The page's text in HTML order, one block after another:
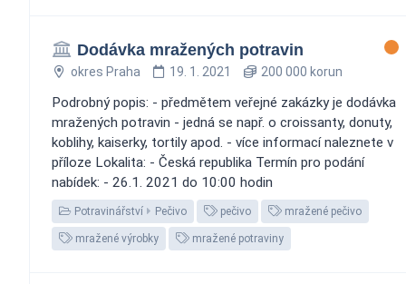
Dodávka mražených potravin
okres Praha 19. 1. 2021 200 000 korun
Podrobný popis: - předmětem veřejné zakázky je dodávka
mražených potravin - jedná se např. o croissanty, donuty,
koblihy, kaiserky, tortily apod. - více informací naleznete v
příloze Lokalita: - Česká republika Termín pro podání
nabídek: - 26.1. 2021 do 10:00 hodin
Potravinářství Pečivo pečivo mražené pečivo
mražené výrobky mražené potraviny